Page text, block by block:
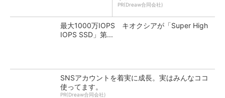
PR(Dreaw合同会社)
最大1000万IOPS キオクシアが「Super High
IOPS SSD」第...
SNSアカウントを着実に成長。実はみんなココ
使ってます。
PR(Dreaw合同会社)